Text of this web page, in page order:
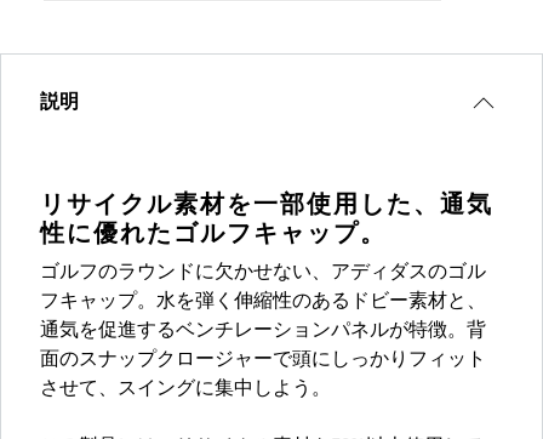
説明
リサイクル素材を一部使用した、通気
性に優れたゴルフキャップ。
ゴルフのラウンドに欠かせない、アディダスのゴル
フキャップ。水を弾く伸縮性のあるドビー素材と、
通気を促進するベンチレーションパネルが特徴。背
面のスナップクロージャーで頭にしっかりフィット
させて、スイングに集中しよう。